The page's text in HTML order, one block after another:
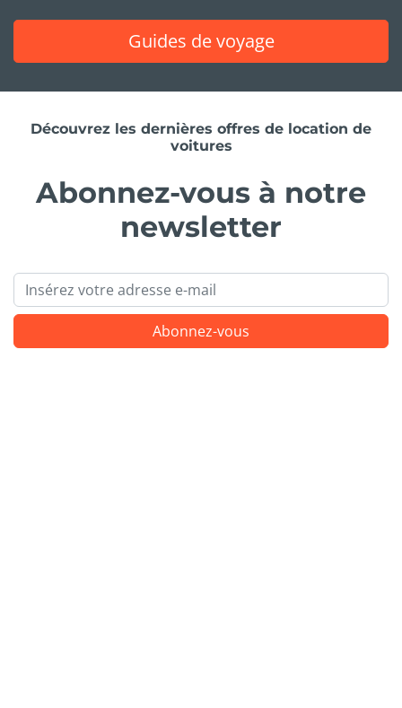
Guides de voyage
Découvrez les dernières offres de location de
voitures
Abonnez-vous à notre
newsletter
Email
Abonnez-vous